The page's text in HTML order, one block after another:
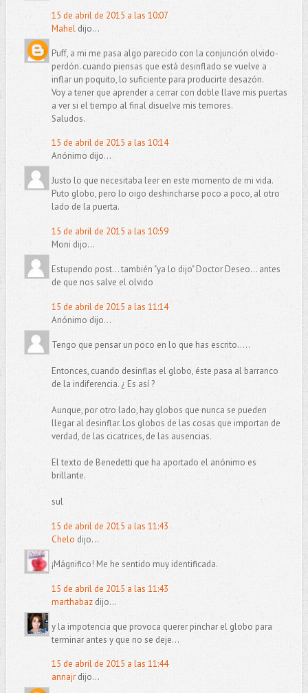
15 de abril de 2015 a las 10:07
Maheldijo...
Puff, a mi me pasa algo parecido con la conjunción olvido-
perdón. cuando piensas que está desinflado se vuelve a
inflar un poquito, lo suficiente para producirte desazón.
Voy a tener que aprender a cerrar con doble llave mis puertas
a ver si el tiempo al final disuelve mis temores.
Saludos.
15 de abril de 2015 a las 10:14
Anónimo dijo...
Justo lo que necesitaba leer en este momento de mi vida.
Puto globo, pero lo oigo deshincharse poco a poco, al otro
lado de la puerta.
15 de abril de 2015 a las 10:59
Moni dijo...
Estupendo post... también "ya lo dijo" Doctor Deseo... antes
de que nos salve el olvido
15 de abril de 2015 a las 11:14
Anónimo dijo...
Tengo que pensar un poco en lo que has escrito.....
Entonces, cuando desinflas el globo, éste pasa al barranco
de la indiferencia. ¿ Es así ?
Aunque, por otro lado, hay globos que nunca se pueden
llegar al desinflar. Los globos de las cosas que importan de
verdad, de las cicatrices, de las ausencias.
El texto de Benedetti que ha aportado el anónimo es
brillante.
sul
15 de abril de 2015 a las 11:43
Chelo dijo...
¡Mágnifico! Me he sentido muy identificada.
15 de abril de 2015 a las 11:43
marthabazdijo...
y la impotencia que provoca querer pinchar el globo para
terminar antes y que no se deje...
15 de abril de 2015 a las 11:44
annajrdijo...